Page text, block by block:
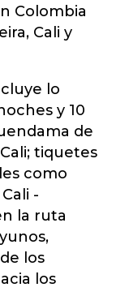
Colombia
Cali y
lo
y 10
de
tiquetes
como
-
la ruta
los
los